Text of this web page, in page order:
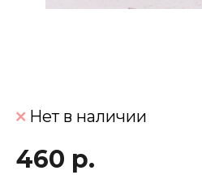
Нет в наличии
460 р.